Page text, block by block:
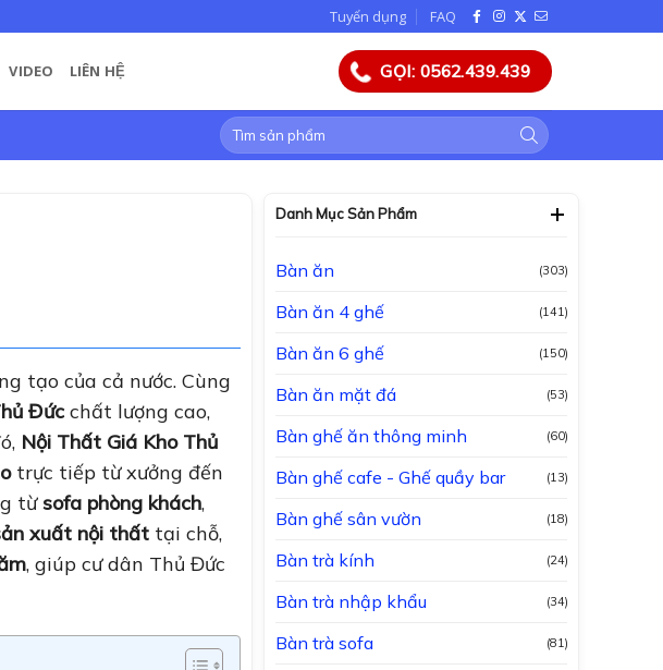
Tuyển dụng FAQ
VIDEO LIÊN HỆ GỌI: 0562.439.439
Tìm
kiếm:
tạo của cả nước. Cùng
Đứcchất lượng cao,
Nội Thất Giá Kho Thủ
trực tiếp từ xưởng đến
từsofa phòng khách,
xuất nội thất tại chỗ,
, giúp cư dân Thủ Đức
Danh Mục Sản Phẩm
Bàn ăn (303)
Bàn ăn 4 ghế (141)
Bàn ăn 6 ghế (150)
Bàn ăn mặt đá (53)
Bàn ghế ăn thông minh (60)
Bàn ghế cafe - Ghế quầy bar (13)
Bàn ghế sân vườn (18)
Bàn trà kính (24)
Bàn trà nhập khẩu (34)
Bàn trà sofa (81)